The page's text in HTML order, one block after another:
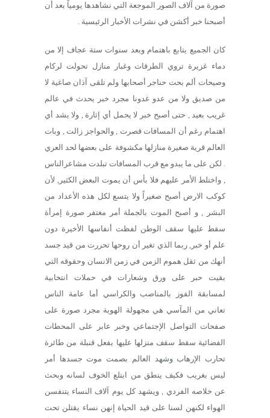
صورة من آلاف الصور الموجعة التي نشاهدها يومياً بعد أن
أصبحنا خبر أكشن في نشرات الأخبار الرئيسية .
كان الجميع يتابع باهتمام وبعد سنوات ستة عجاف إلا من
دماء غزيرة تروي الطرقات وغبار منازل تحولت لركام
وصيحات ألم بحت حناجر أصحابها ولم تلقى آذان صاغية لا
من صديق ولا من عدو غدونا مجرد خبر يحدث في عالم
غريب بعيد , حتى أصبح خبر لا يحمل أي إثارة , ولا يشد أي
اهتمام رغم أن المسافات قصرت , والحواجز زالت , وبات
العالم قرية صغيرة منازلها مكشوفة على بعضها لحد العري
. لكن على ما يبدو مع قرب المسافات تبلدت مشاعرالناس
, واختلط الأمر عليهم فلا بأس أن يموت البعض الكثير, لأن
كوكب الارض أصبح صغيراً ولا يتسع لكل هذه الأعداد من
البشر , و أصبح الموت بالجملة أمر مغتفر صورة إمرأة
سقط عليها سقف الوطن لفظت أنفاسها الأخيرة دون
علم أو خبر, ربما الذي تغير أن روحها تحررت من قيد جسد
أنهك من ثقل هموم الزمن في زمن الانسان وحقوقه التي
بقيت حبر على ورق وشعارات في حملات انتخابية
لمسابقة الفوز بالمناصب والكراسي أما عامة الناس
تعاني من المآسي هي مجهولة الهوية مجرد صورة على
صفحات التواصل الإجتماعي وخبر عابر على المحطات
الفضائية سقط سقف منزلها عليها بفعل قنبلة من طائرة
تحارب الإرهاب وشهد العالم بصمت موت جسدها أمر
ليس بغريب فكيف ينطق من ابتلع الخوف لسانه وبحث
عن خلاصه الفردي , ويشهد كل يوم آلاف النساء يتنفسن
الهواء لكنهن لسنا على قيد الحياة إنهن نساء يقتلن تحت